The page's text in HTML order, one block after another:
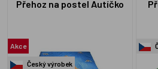
Přehoz na postel Autíčko
Akce
Český výrobek